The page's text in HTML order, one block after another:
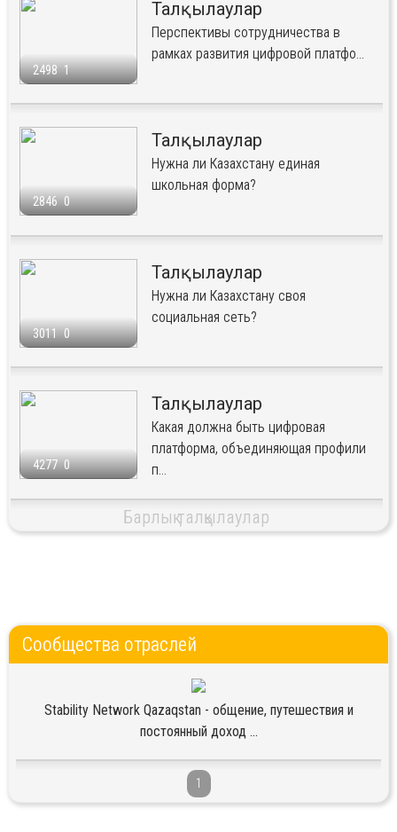
2498 1
Талқылаулар
Перспективы сотрудничества в
рамках развития цифровой платфо...
2846 0
Талқылаулар
Нужна ли Казахстану единая
школьная форма?
3011 0
Талқылаулар
Нужна ли Казахстану своя
социальная сеть?
4277 0
Талқылаулар
Какая должна быть цифровая
платформа, объединяющая профили
п...
Барлық талқылаулар
Сообщества отраслей
Stability Network Qazaqstan - общение, путешествия и
постоянный доход ...
1